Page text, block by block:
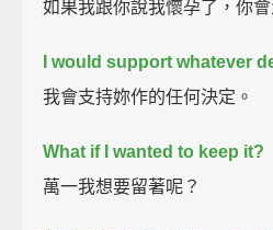
如果我跟你說我懷孕了，你會
I would support whatever
我會支持妳作的任何決定。
What if I wanted to keep it?
萬一我想要留著呢？